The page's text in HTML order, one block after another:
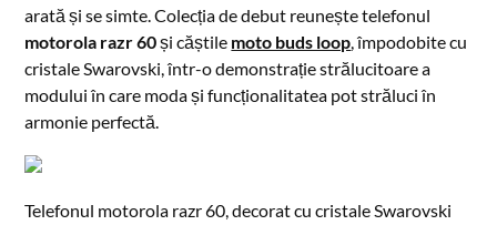
arată și se simte. Colecția de debut reunește telefonul
motorola razr 60și căștile moto buds loop, împodobite cu
cristale Swarovski, într-o demonstrație strălucitoare a
modului în care moda și funcționalitatea pot străluci în
armonie perfectă.
Telefonul motorola razr 60, decorat cu cristale Swarovski